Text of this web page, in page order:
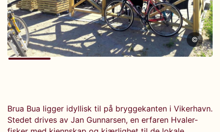
©
Brua Bua ligger idyllisk til på bryggekanten i Vikerhavn.
Stedet drives av Jan Gunnarsen, en erfaren Hvaler-